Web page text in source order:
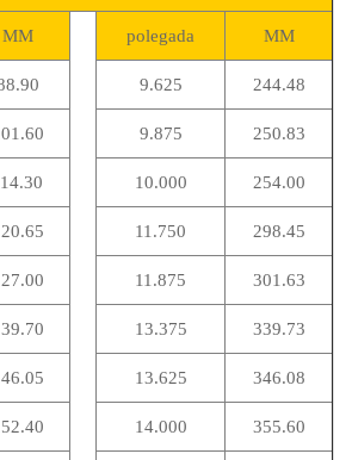
MM polegada MM
9.625 244.48
9.875 250.83
10.000 254.00
11.750 298.45
11.875 301.63
13.375 339.73
13.625 346.08
14.000 355.60